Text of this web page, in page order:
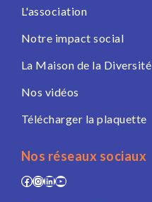
L'association
Notre impact social
La Maison de la Diversité
Nos vidéos
Télécharger la plaquette
Nos réseaux sociaux
Facebook
Instagram
LinkedIn
YouTube